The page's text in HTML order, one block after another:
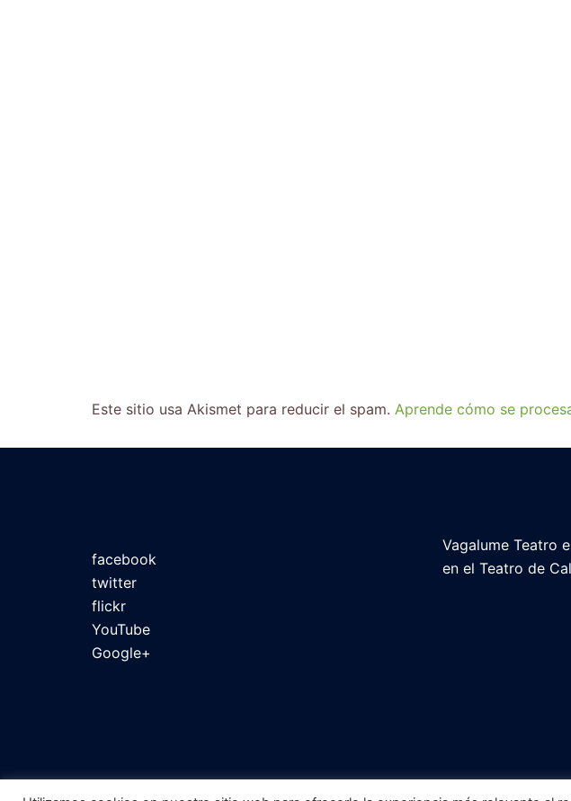
Este sitio usa Akismet para reducir el spam. Aprende cómo se
facebook
twitter
flickr
YouTube
Google+
Vagalume Teatro
en el Teatro de
Vagalume Teatro Desde Granada. 2020